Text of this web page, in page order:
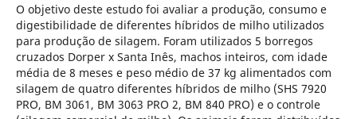
O objetivo deste estudo foi avaliar a produção, consumo e
digestibilidade de diferentes híbridos de milho utilizados
para produção de silagem. Foram utilizados 5 borregos
cruzados Dorper x Santa Inês, machos inteiros, com idade
média de 8 meses e peso médio de 37 kg alimentados com
silagem de quatro diferentes híbridos de milho (SHS 7920
PRO, BM 3061, BM 3063 PRO 2, BM 840 PRO) e o controle